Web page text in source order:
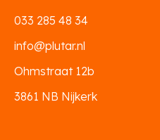
033 285 48 34
info@plutar.nl
Ohmstraat 12b
3861 NB Nijkerk